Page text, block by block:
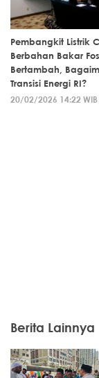
Pembangkit Listrik
Berbahan Bakar
Bertambah,
Transisi Energi RI?
20/02/2026 14:22 WIB
Berita Lainnya